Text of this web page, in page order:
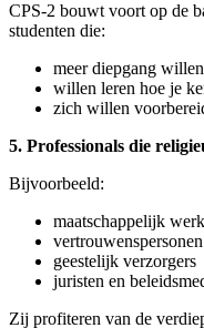
CPS‑2 bouwt voort op de
studenten die:
meer diepgang
willen leren hoe je
zich willen
5. Professionals die
Bijvoorbeeld:
maatschappelijk
vertrouwenspersonen
geestelijk verzorgers
juristen en
Zij profiteren van de